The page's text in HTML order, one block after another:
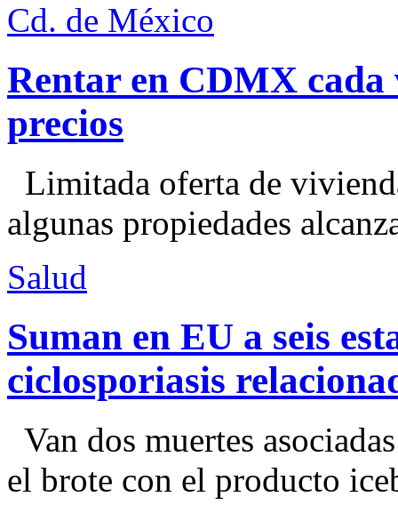
Cd. de México
Rentar en CDMX cada
precios
Limitada oferta de
algunas propiedades
Salud
Suman en EU a seis
ciclosporiasis
Van dos muertes
el brote con el producto